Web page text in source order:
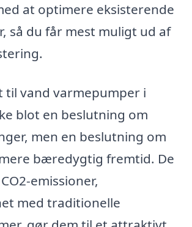
at optimere eksisterende
så du får mest muligt ud af
vand varmepumper i
blot en beslutning om
men en beslutning om
bæredygtig fremtid. De
emissioner,
med traditionelle